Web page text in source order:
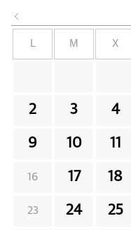
M X
2 3 4
9 10 11
16 17 18
23 24 25